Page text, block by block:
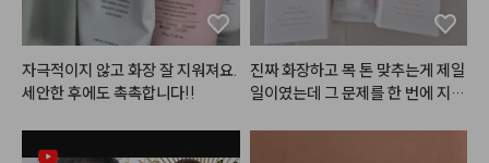
자극적이지 않고 화장 잘 지워져요.
세안한 후에도 촉촉합니다!!
진짜 화장하고 목 톤 맞추는게 제일
일이였는데 그 문제를 한 번에 지워